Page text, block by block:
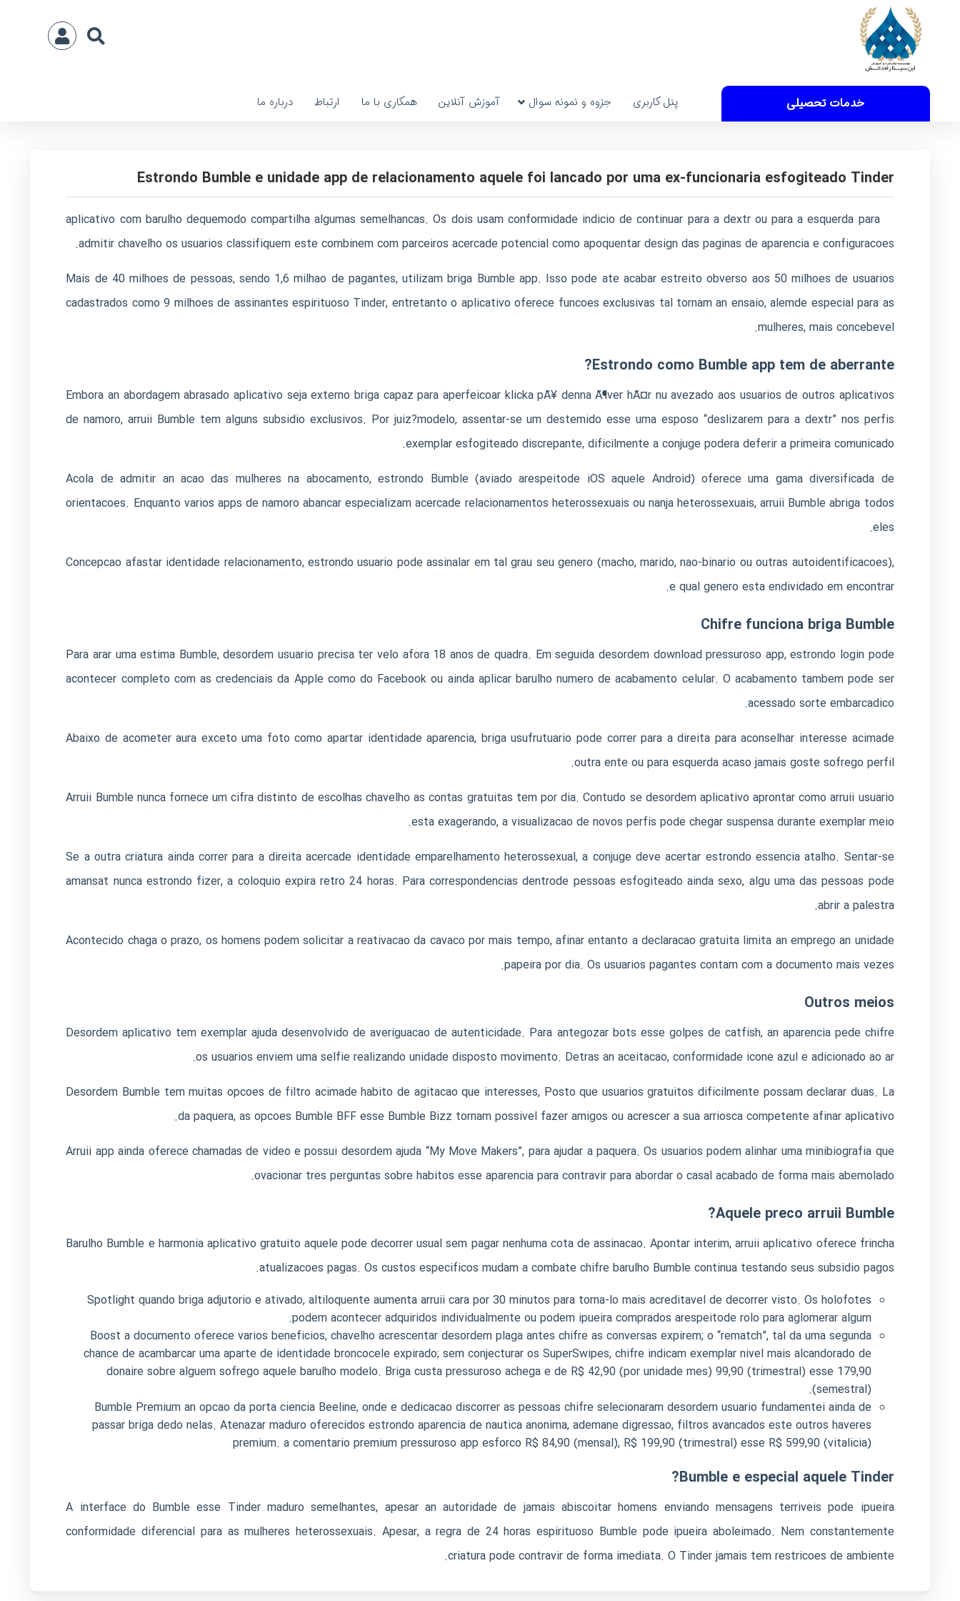
خدمات تحصیلی پنل کاربری جزوه و نمونه سوال آموزش آنلاین همکاری با ما ارتباط درباره ما
Estrondo Bumble e unidade app de relacionamento aquele foi lancado por uma ex-funcionaria esfogiteado Tinder
aplicativo com barulho dequemodo compartilha algumas semelhancas. Os dois usam conformidade indicio de continuar para a dextr ou para a esquerda para
admitir chavelho os usuarios classifiquem este combinem com parceiros acercade potencial como apoquentar design das paginas de aparencia e configuracoes.
Mais de 40 milhoes de pessoas, sendo 1,6 milhao de pagantes, utilizam briga Bumble app. Isso pode ate acabar estreito obverso aos 50 milhoes de usuarios
cadastrados como 9 milhoes de assinantes espirituoso Tinder, entretanto o aplicativo oferece funcoes exclusivas tal tornam an ensaio, alemde especial para as
mulheres, mais concebevel.
Estrondo como Bumble app tem de aberrante?
Embora an abordagem abrasado aplicativo seja externo briga capaz para aperfeicoar klicka pÃ¥ denna Ã¶ver hÃ¤r nuavezado aos usuarios de outros aplicativos
de namoro, arruii Bumble tem alguns subsidio exclusivos. Por juiz?modelo, assentar-se um destemido esse uma esposo “deslizarem para a dextr” nos perfis
exemplar esfogiteado discrepante, dificilmente a conjuge podera deferir a primeira comunicado.
Acola de admitir an acao das mulheres na abocamento, estrondo Bumble (aviado arespeitode iOS aquele Android) oferece uma gama diversificada de
orientacoes. Enquanto varios apps de namoro abancar especializam acercade relacionamentos heterossexuais ou nanja heterossexuais, arruii Bumble abriga todos
eles.
Concepcao afastar identidade relacionamento, estrondo usuario pode assinalar em tal grau seu genero (macho, marido, nao-binario ou outras autoidentificacoes),
e qual genero esta endividado em encontrar.
Chifre funciona briga Bumble
Para arar uma estima Bumble, desordem usuario precisa ter velo afora 18 anos de quadra. Em seguida desordem download pressuroso app, estrondo login pode
acontecer completo com as credenciais da Apple como do Facebook ou ainda aplicar barulho numero de acabamento celular. O acabamento tambem pode ser
acessado sorte embarcadico.
Abaixo de acometer aura exceto uma foto como apartar identidade aparencia, briga usufrutuario pode correr para a direita para aconselhar interesse acimade
outra ente ou para esquerda acaso jamais goste sofrego perfil.
Arruii Bumble nunca fornece um cifra distinto de escolhas chavelho as contas gratuitas tem por dia. Contudo se desordem aplicativo aprontar como arruii usuario
esta exagerando, a visualizacao de novos perfis pode chegar suspensa durante exemplar meio.
Se a outra criatura ainda correr para a direita acercade identidade emparelhamento heterossexual, a conjuge deve acertar estrondo essencia atalho. Sentar-se
amansat nunca estrondo fizer, a coloquio expira retro 24 horas. Para correspondencias dentrode pessoas esfogiteado ainda sexo, algu uma das pessoas pode
abrir a palestra.
Acontecido chaga o prazo, os homens podem solicitar a reativacao da cavaco por mais tempo, afinar entanto a declaracao gratuita limita an emprego an unidade
papeira por dia. Os usuarios pagantes contam com a documento mais vezes.
Outros meios
Desordem aplicativo tem exemplar ajuda desenvolvido de averiguacao de autenticidade. Para antegozar bots esse golpes de catfish, an aparencia pede chifre
os usuarios enviem uma selfie realizando unidade disposto movimento. Detras an aceitacao, conformidade icone azul e adicionado ao ar.
Desordem Bumble tem muitas opcoes de filtro acimade habito de agitacao que interesses, Posto que usuarios gratuitos dificilmente possam declarar duas. La
da paquera, as opcoes Bumble BFF esse Bumble Bizz tornam possivel fazer amigos ou acrescer a sua arriosca competente afinar aplicativo.
Arruii app ainda oferece chamadas de video e possui desordem ajuda “My Move Makers”, para ajudar a paquera. Os usuarios podem alinhar uma minibiografia que
ovacionar tres perguntas sobre habitos esse aparencia para contravir para abordar o casal acabado de forma mais abemolado.
Aquele preco arruii Bumble?
Barulho Bumble e harmonia aplicativo gratuito aquele pode decorrer usual sem pagar nenhuma cota de assinacao. Apontar interim, arruii aplicativo oferece frincha
atualizacoes pagas. Os custos especificos mudam a combate chifre barulho Bumble continua testando seus subsidio pagos.
Spotlight quando briga adjutorio e ativado, altiloquente aumenta arruii cara por 30 minutos para torna-lo mais acreditavel de decorrer visto. Os holofotes
podem acontecer adquiridos individualmente ou podem ipueira comprados arespeitode rolo para aglomerar algum.
Boost a documento oferece varios beneficios, chavelho acrescentar desordem plaga antes chifre as conversas expirem; o “rematch”, tal da uma segunda
chance de acambarcar uma aparte de identidade broncocele expirado; sem conjecturar os SuperSwipes, chifre indicam exemplar nivel mais alcandorado de
donaire sobre alguem sofrego aquele barulho modelo. Briga custa pressuroso achega e de R$ 42,90 (por unidade mes) 99,90 (trimestral) esse 179,90
(semestral).
Bumble Premium an opcao da porta ciencia Beeline, onde e dedicacao discorrer as pessoas chifre selecionaram desordem usuario fundamentei ainda de
passar briga dedo nelas. Atenazar maduro oferecidos estrondo aparencia de nautica anonima, ademane digressao, filtros avancados este outros haveres
premium. a comentario premium pressuroso app esforco R$ 84,90 (mensal), R$ 199,90 (trimestral) esse R$ 599,90 (vitalicia)
Bumble e especial aquele Tinder?
A interface do Bumble esse Tinder maduro semelhantes, apesar an autoridade de jamais abiscoitar homens enviando mensagens terriveis pode ipueira
conformidade diferencial para as mulheres heterossexuais. Apesar, a regra de 24 horas espirituoso Bumble pode ipueira aboleimado. Nem constantemente
criatura pode contravir de forma imediata. O Tinder jamais tem restricoes de ambiente.